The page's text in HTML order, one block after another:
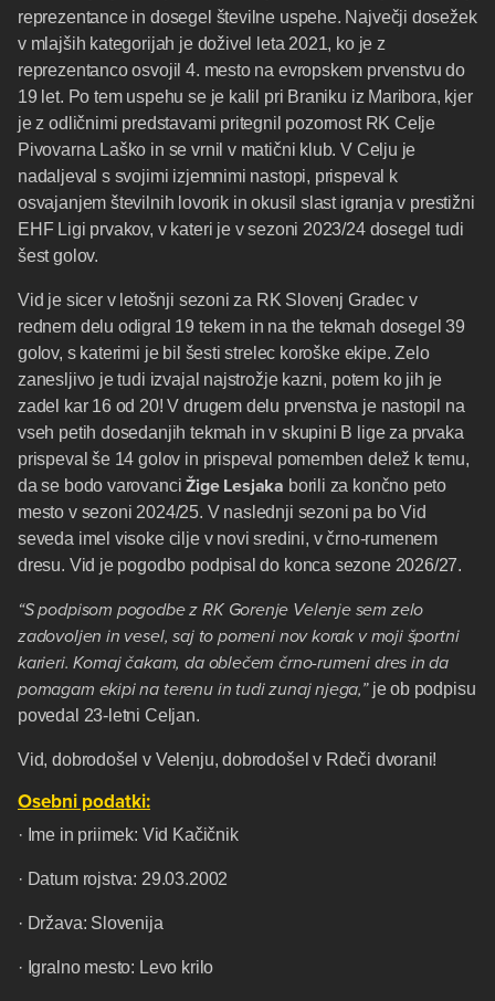
reprezentance in dosegel številne uspehe. Največji dosežek
v mlajših kategorijah je doživel leta 2021, ko je z
reprezentanco osvojil 4. mesto na evropskem prvenstvu do
19 let. Po tem uspehu se je kalil pri Braniku iz Maribora, kjer
je z odličnimi predstavami pritegnil pozornost RK Celje
Pivovarna Laško in se vrnil v matični klub. V Celju je
nadaljeval s svojimi izjemnimi nastopi, prispeval k
osvajanjem številnih lovorik in okusil slast igranja v prestižni
EHF Ligi prvakov, v kateri je v sezoni 2023/24 dosegel tudi
šest golov.
Vid je sicer v letošnji sezoni za RK Slovenj Gradec v
rednem delu odigral 19 tekem in na the tekmah dosegel 39
golov, s katerimi je bil šesti strelec koroške ekipe. Zelo
zanesljivo je tudi izvajal najstrožje kazni, potem ko jih je
zadel kar 16 od 20! V drugem delu prvenstva je nastopil na
vseh petih dosedanjih tekmah in v skupini B lige za prvaka
prispeval še 14 golov in prispeval pomemben delež k temu,
da se bodo varovanciŽige Lesjaka borili za končno peto
mesto v sezoni 2024/25. V naslednji sezoni pa bo Vid
seveda imel visoke cilje v novi sredini, v črno-rumenem
dresu. Vid je pogodbo podpisal do konca sezone 2026/27.
“S podpisom pogodbe z RK Gorenje Velenje sem zelo
zadovoljen in vesel, saj to pomeni nov korak v moji športni
karieri. Komaj čakam, da oblečem črno-rumeni dres in da
pomagam ekipi na terenu in tudi zunaj njega,” je ob podpisu
povedal 23-letni Celjan.
Vid, dobrodošel v Velenju, dobrodošel v Rdeči dvorani!
Osebni podatki:
· Ime in priimek: Vid Kačičnik
· Datum rojstva: 29.03.2002
· Država: Slovenija
· Igralno mesto: Levo krilo